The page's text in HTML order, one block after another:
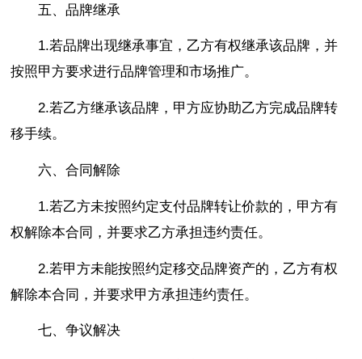
五、品牌继承
1.若品牌出现继承事宜，乙方有权继承该品牌，并
按照甲方要求进行品牌管理和市场推广。
2.若乙方继承该品牌，甲方应协助乙方完成品牌转
移手续。
六、合同解除
1.若乙方未按照约定支付品牌转让价款的，甲方有
权解除本合同，并要求乙方承担违约责任。
2.若甲方未能按照约定移交品牌资产的，乙方有权
解除本合同，并要求甲方承担违约责任。
七、争议解决